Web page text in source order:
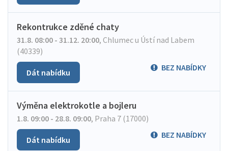
Rekontrukce zděné chaty
31.8. 08:00 - 31.12. 20:00, Chlumec u Ústí nad Labem
(40339)
BEZ NABÍDKY
Dát nabídku
Výměna elektrokotle a bojleru
1.8. 09:00 - 28.8. 09:00, Praha 7 (17000)
BEZ NABÍDKY
Dát nabídku